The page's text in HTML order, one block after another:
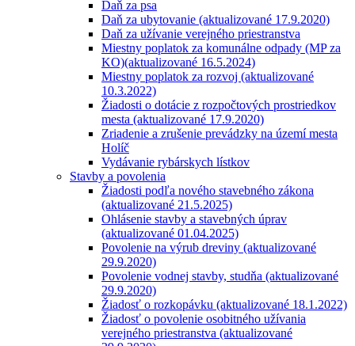
Daň za psa
Daň za ubytovanie (aktualizované 17.9.2020)
Daň za užívanie verejného priestranstva
Miestny poplatok za komunálne odpady (MP za
KO)(aktualizované 16.5.2024)
Miestny poplatok za rozvoj (aktualizované
10.3.2022)
Žiadosti o dotácie z rozpočtových prostriedkov
mesta (aktualizované 17.9.2020)
Zriadenie a zrušenie prevádzky na území mesta
Holíč
Vydávanie rybárskych lístkov
Stavby a povolenia
Žiadosti podľa nového stavebného zákona
(aktualizované 21.5.2025)
Ohlásenie stavby a stavebných úprav
(aktualizované 01.04.2025)
Povolenie na výrub dreviny (aktualizované
29.9.2020)
Povolenie vodnej stavby, studňa (aktualizované
29.9.2020)
Žiadosť o rozkopávku (aktualizované 18.1.2022)
Žiadosť o povolenie osobitného užívania
verejného priestranstva (aktualizované